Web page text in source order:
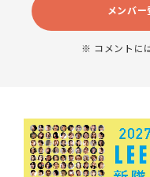
メンバー
※ コメントに